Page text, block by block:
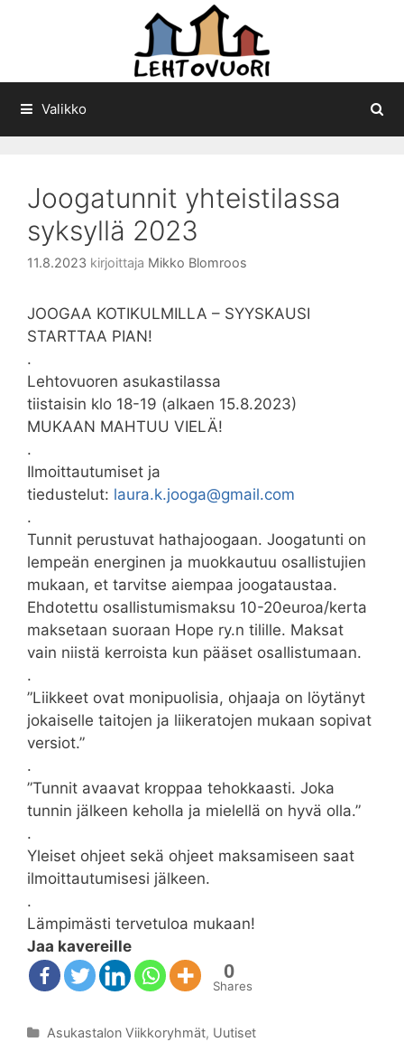
Valikko
Joogatunnit yhteistilassa
syksyllä 2023
11.8.2023 kirjoittaja Mikko Blomroos
JOOGAA KOTIKULMILLA – SYYSKAUSI
STARTTAA PIAN!
.
Lehtovuoren asukastilassa
tiistaisin klo 18-19 (alkaen 15.8.2023)
MUKAAN MAHTUU VIELÄ!
.
Ilmoittautumiset ja
tiedustelut: laura.k.jooga@gmail.com
.
Tunnit perustuvat hathajoogaan. Joogatunti on
lempeän energinen ja muokkautuu osallistujien
mukaan, et tarvitse aiempaa joogataustaa.
Ehdotettu osallistumismaksu 10-20euroa/kerta
maksetaan suoraan Hope ry.n tilille. Maksat
vain niistä kerroista kun pääset osallistumaan.
.
”Liikkeet ovat monipuolisia, ohjaaja on löytänyt
jokaiselle taitojen ja liikeratojen mukaan sopivat
versiot.”
.
”Tunnit avaavat kroppaa tehokkaasti. Joka
tunnin jälkeen keholla ja mielellä on hyvä olla.”
.
Yleiset ohjeet sekä ohjeet maksamiseen saat
ilmoittautumisesi jälkeen.
.
Lämpimästi tervetuloa mukaan!
Jaa kavereille
0
Shares
Kategoriat
Asukastalon Viikkoryhmät, Uutiset